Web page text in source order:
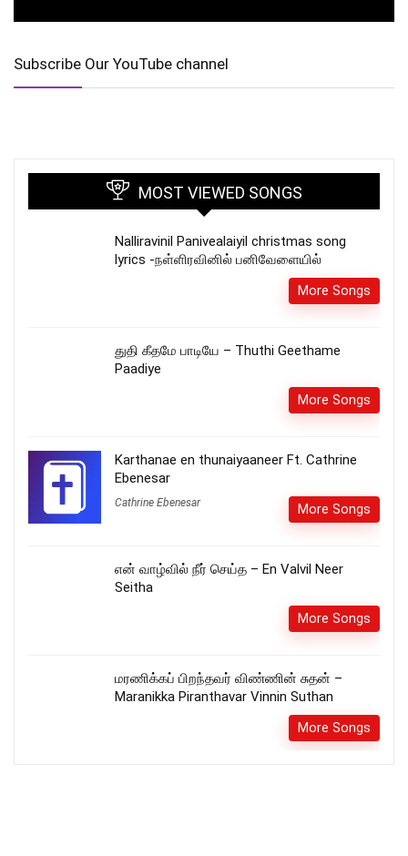
Subscribe Our YouTube channel
MOST VIEWED SONGS
Nalliravinil Panivealaiyil christmas song
lyrics -நள்ளிரவினில் பனிவேளையில்
More Songs
துதி கீதமே பாடியே – Thuthi Geethame
Paadiye
More Songs
Karthanae en thunaiyaaneer Ft. Cathrine
Ebenesar
Cathrine Ebenesar More Songs
என் வாழ்வில் நீர் செய்த – En Valvil Neer
Seitha
More Songs
மரணிக்கப் பிறந்தவர் விண்ணின் சுதன் –
Maranikka Piranthavar Vinnin Suthan
More Songs